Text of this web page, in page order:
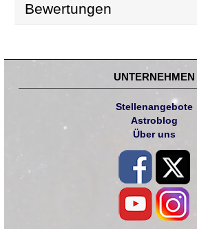
Bewertungen
UNTERNEHMEN
Stellenangebote
Astroblog
Über uns